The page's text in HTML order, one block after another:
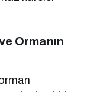
Ormanın